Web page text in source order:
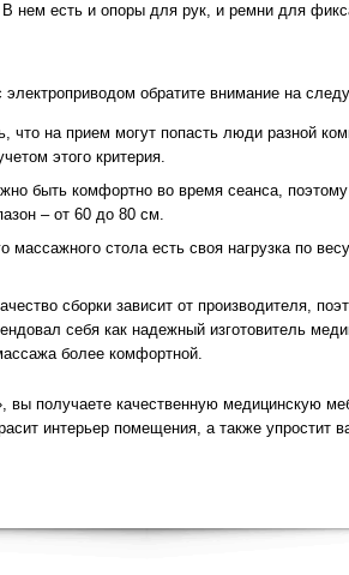
нем есть и опоры для рук, и ремни для
электроприводом обратите внимание на
что на прием могут попасть люди разной
этого критерия.
быть комфортно во время сеанса,
– от 60 до 80 см.
массажного стола есть своя нагрузка по
сборки зависит от производителя,
себя как надежный изготовитель
более комфортной.
получаете качественную медицинскую
интерьер помещения, а также упростит